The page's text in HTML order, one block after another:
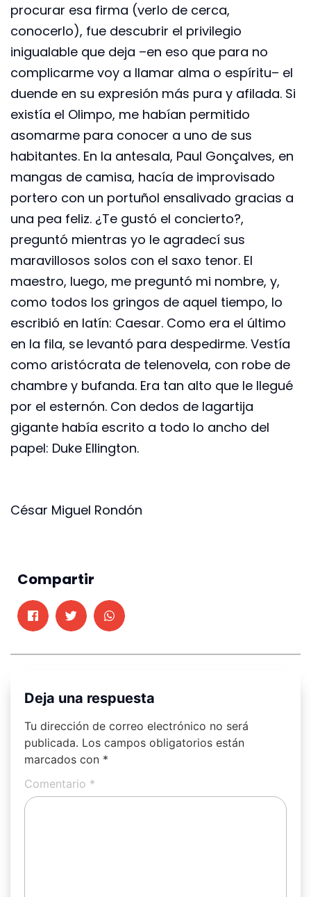
procurar esa firma (verlo de cerca,
conocerlo), fue descubrir el privilegio
inigualable que deja –en eso que para no
complicarme voy a llamar alma o espíritu– el
duende en su expresión más pura y afilada. Si
existía el Olimpo, me habían permitido
asomarme para conocer a uno de sus
habitantes. En la antesala, Paul Gonçalves, en
mangas de camisa, hacía de improvisado
portero con un portuñol ensalivado gracias a
una pea feliz. ¿Te gustó el concierto?,
preguntó mientras yo le agradecí sus
maravillosos solos con el saxo tenor. El
maestro, luego, me preguntó mi nombre, y,
como todos los gringos de aquel tiempo, lo
escribió en latín: Caesar. Como era el último
en la fila, se levantó para despedirme. Vestía
como aristócrata de telenovela, con robe de
chambre y bufanda. Era tan alto que le llegué
por el esternón. Con dedos de lagartija
gigante había escrito a todo lo ancho del
papel: Duke Ellington.
César Miguel Rondón
Compartir
Deja una respuesta
Tu dirección de correo electrónico no será
publicada. Los campos obligatorios están
marcados con *
Comentario *